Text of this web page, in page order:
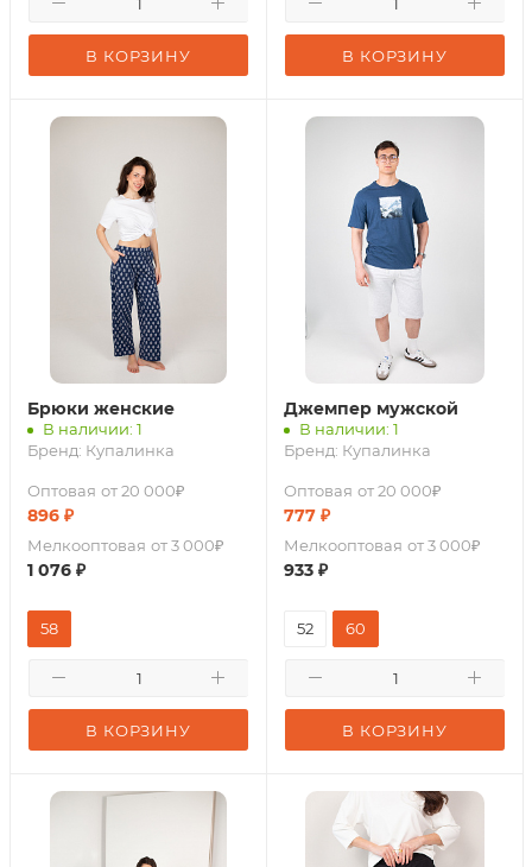
В КОРЗИНУ В КОРЗИНУ
Брюки женские
В наличии: 1
Бренд: Купалинка
Оптовая от 20 000₽
896 ₽
Мелкооптовая от 3 000₽
1 076 ₽
В КОРЗИНУ
58
Джемпер мужской
В наличии: 1
Бренд: Купалинка
Оптовая от 20 000₽
777 ₽
Мелкооптовая от 3 000₽
933 ₽
В КОРЗИНУ
52 60